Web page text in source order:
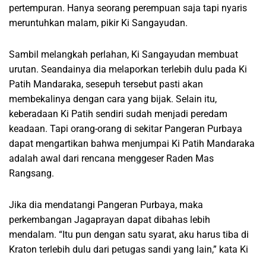
pertempuran. Hanya seorang perempuan saja tapi nyaris
meruntuhkan malam, pikir Ki Sangayudan.
Sambil melangkah perlahan, Ki Sangayudan membuat
urutan. Seandainya dia melaporkan terlebih dulu pada Ki
Patih Mandaraka, sesepuh tersebut pasti akan
membekalinya dengan cara yang bijak. Selain itu,
keberadaan Ki Patih sendiri sudah menjadi peredam
keadaan. Tapi orang-orang di sekitar Pangeran Purbaya
dapat mengartikan bahwa menjumpai Ki Patih Mandaraka
adalah awal dari rencana menggeser Raden Mas
Rangsang.
Jika dia mendatangi Pangeran Purbaya, maka
perkembangan Jagaprayan dapat dibahas lebih
mendalam. “Itu pun dengan satu syarat, aku harus tiba di
Kraton terlebih dulu dari petugas sandi yang lain,” kata Ki